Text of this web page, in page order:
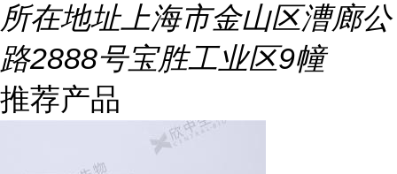
所在地址上海市金山区漕廊公
路2888号宝胜工业区9幢
推荐产品